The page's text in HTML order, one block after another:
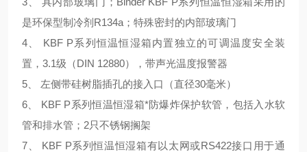
是环保型制冷剂 R134a ；特殊密封的内部玻璃门
4
KBF P系列恒温恒湿箱内置独立的可调温度安全装
置， 3.1级（DIN 12880），带声光温度报警器
5 、 左侧带硅树脂插孔的接入口（直径30毫米）
6
KBF P系列恒温恒湿箱*防爆炸保护软管，包括入水软
管和排水管； 2只不锈钢搁架
7
KBF P系列恒温恒湿箱有以太网或RS422接口用于通